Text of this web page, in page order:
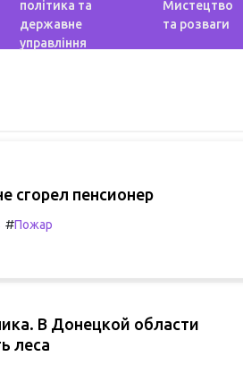
політика та
державне
управління
Мистецтво
та розваги
сгорел пенсионер
#Пожар
В Донецкой области
леса